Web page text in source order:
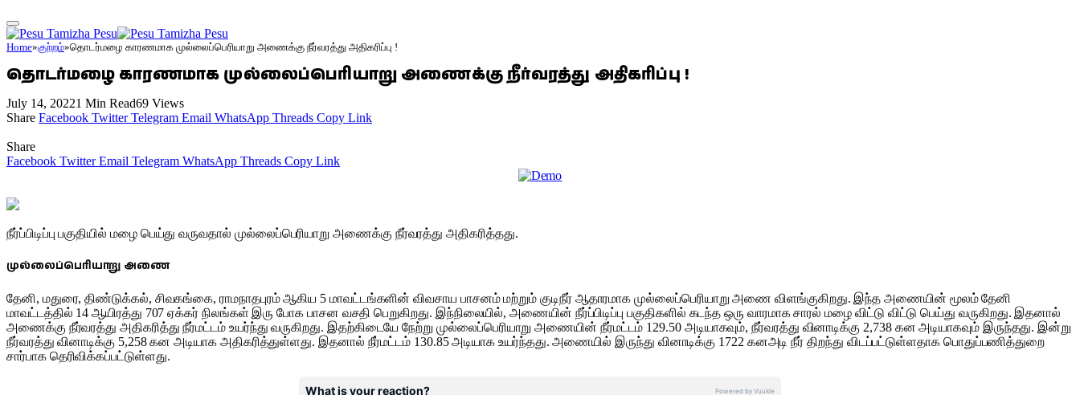
Home»குற்றம்»தொடர்மழை காரணமாக முல்லைப்பெரியாறு அணைக்கு நீர்வரத்து அதிகரிப்பு !
தொடர்மழை காரணமாக முல்லைப்பெரியாறு அணைக்கு நீர்வரத்து அதிகரிப்பு !
July 14, 20221 Min Read69 Views
Share Facebook Twitter Telegram Email WhatsApp Threads Copy Link
Share
Facebook Twitter Email Telegram WhatsApp Threads Copy Link
நீர்ப்பிடிப்பு பகுதியில் மழை பெய்து வருவதால் முல்லைப்பெரியாறு அணைக்கு நீர்வரத்து அதிகரித்தது.
முல்லைப்பெரியாறு அணை
தேனி, மதுரை, திண்டுக்கல், சிவகங்கை, ராமநாதபுரம் ஆகிய 5 மாவட்டங்களின் விவசாய பாசனம் மற்றும் குடிநீர் ஆதாரமாக முல்லைப்பெரியாறு அணை விளங்குகிறது. இந்த அணையின் மூலம் தேனி
மாவட்டத்தில் 14 ஆயிரத்து 707 ஏக்கர் நிலங்கள் இரு போக பாசன வசதி பெறுகிறது. இந்நிலையில், அணையின் நீர்ப்பிடிப்பு பகுதிகளில் கடந்த ஒரு வாரமாக சாரல் மழை விட்டு விட்டு பெய்து வருகிறது. இதனால்
அணைக்கு நீர்வரத்து அதிகரித்து நீர்மட்டம் உயர்ந்து வருகிறது. இதற்கிடையே நேற்று முல்லைப்பெரியாறு அணையின் நீர்மட்டம் 129.50 அடியாகவும், நீர்வரத்து வினாடிக்கு 2,738 கன அடியாகவும் இருந்தது. இன்று
நீர்வரத்து வினாடிக்கு 5,258 கன அடியாக அதிகரித்துள்ளது. இதனால் நீர்மட்டம் 130.85 அடியாக உயர்ந்தது. அணையில் இருந்து வினாடிக்கு 1722 கனஅடி நீர் திறந்து விடப்பட்டுள்ளதாக பொதுப்பணித்துறை
சார்பாக தெரிவிக்கப்பட்டுள்ளது.